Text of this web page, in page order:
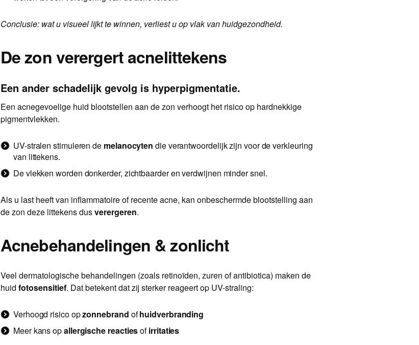
Conclusie: wat u visueel lijkt te winnen, verliest u op vlak van huidgezondheid.
De zon verergert acnelittekens
Een ander schadelijk gevolg is hyperpigmentatie.
Een acnegevoelige huid blootstellen aan de zon verhoogt het risico op hardnekkige
pigmentvlekken.
UV-stralen stimuleren de melanocyten die verantwoordelijk zijn voor de verkleuring
van littekens.
De vlekken worden donkerder, zichtbaarder en verdwijnen minder snel.
Als u last heeft van inflammatoire of recente acne, kan onbeschermde blootstelling aan
de zon deze littekens dusverergeren.
Acnebehandelingen & zonlicht
Veel dermatologische behandelingen (zoals retinoïden, zuren of antibiotica) maken de
huid fotosensitief. Dat betekent dat zij sterker reageert op UV-straling:
Verhoogd risico opzonnebrand ofhuidverbranding
Meer kans opallergische reactiesofirritaties